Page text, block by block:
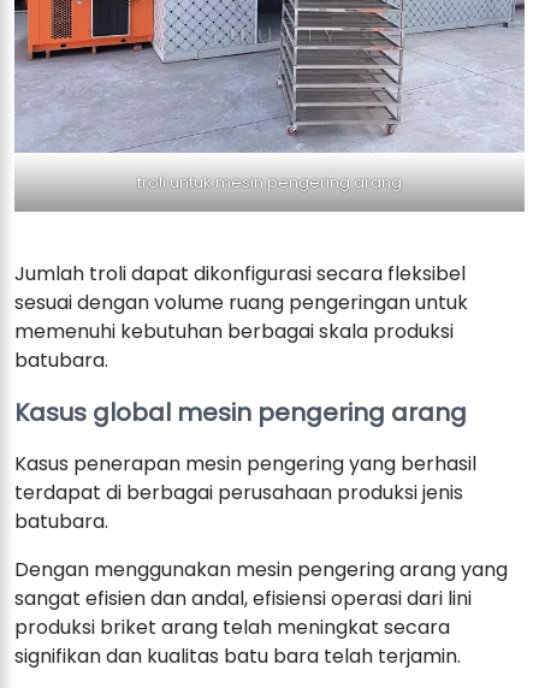
troli untuk mesin pengering arang
Jumlah troli dapat dikonfigurasi secara fleksibel
sesuai dengan volume ruang pengeringan untuk
memenuhi kebutuhan berbagai skala produksi
batubara.
Kasus global mesin pengering arang
Kasus penerapan mesin pengering yang berhasil
terdapat di berbagai perusahaan produksi jenis
batubara.
Dengan menggunakan mesin pengering arang yang
sangat efisien dan andal, efisiensi operasi dari lini
produksi briket arang telah meningkat secara
signifikan dan kualitas batu bara telah terjamin.